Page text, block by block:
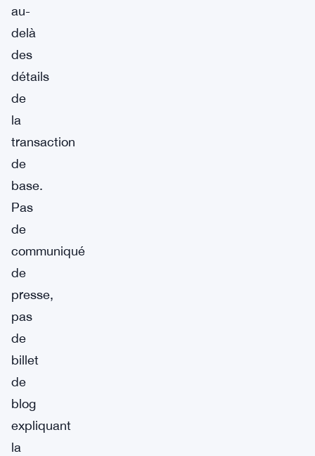
au-
delà
des
détails
de
la
transaction
de
base.
Pas
de
communiqué
de
presse,
pas
de
billet
de
blog
expliquant
la